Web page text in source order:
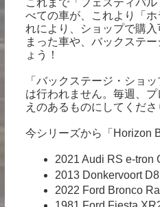
これまで「フェスティバ
べての車が、これより「
れにより、ショップで購
まった車や、バックステ
ょう！
「バックステージ・ショ
は行われません。毎週、
えのあるものにしてくだ
今シリーズから「Horizon
2021 Audi RS e-tron
2013 Donkervoort
2022 Ford Bronco